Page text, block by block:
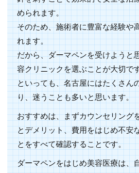
められます。
そのため、施術者に豊富な経験や
れます。
だから、ダーマペンを受けようと
容クリニックを選ぶことが大切で
といっても、名古屋にはたくさん
り、迷うことも多いと思います。
おすすめは、まずカウンセリング
とデメリット、費用をはじめ不安
とをすべて確認することです。
ダーマペンをはじめ美容医療は、